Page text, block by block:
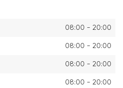
08:00 - 20:00
08:00 - 20:00
08:00 - 20:00
08:00 - 20:00